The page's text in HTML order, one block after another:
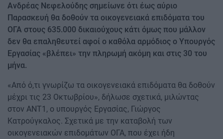
Ανδρέας Νεφελούδης σημείωνε ότι έως αύριο
Παρασκευή θα δοθούν τα οικογενειακά επιδόματα του
ΟΓΑ στους 635.000 δικαιούχους κάτι όμως που μάλλον
δεν θα επαληθευτεί αφοί ο καθόλα αρμόδιος ο Υπουργός
Εργασίας «βλέπει» την πληρωμή ακόμη και στις 30 του
μήνα.
«Από ό,τι γνωρίζω τα οικογενειακά επιδόματα θα δοθούν
μέχρι τις 23 Οκτωβρίου», δήλωσε σχετικά, μιλώντας
στον ΑΝΤ1, ο υπουργός Εργασίας, Γιώργος
Κατρούγκαλος. Σχετικά με την καταβολή των
οικογενειακών επιδομάτων ΟΓΑ, που έχει ήδη